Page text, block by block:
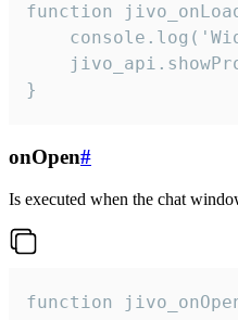
function
}
onOpen#
Is executed when the chat
function